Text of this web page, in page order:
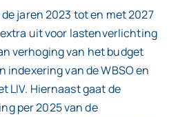
jaren 2023 tot en met 2027
uit voor lastenverlichting
verhoging van het budget
indexering van de WBSO en
LIV. Hiernaast gaat de
per 2025 van de